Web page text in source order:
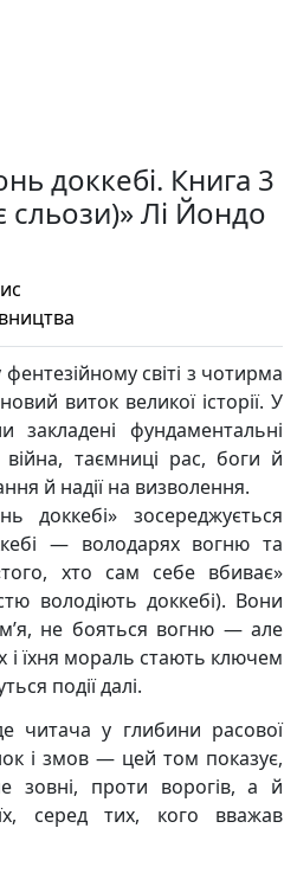
доккебі. Книга 3
сльози)» Лі Йондо
світі з чотирма
виток великої історії. У
закладені фундаментальні
війна, таємниці рас, боги й
й надії на визволення.
доккебі» зосереджується
— володарях вогню та
хто сам себе вбиває»
володіють доккебі). Вони
не бояться вогню — але
і їхня мораль стають ключем
події далі.
читача у глибини расової
і змов — цей том показує,
проти ворогів, а й
серед тих, кого вважав